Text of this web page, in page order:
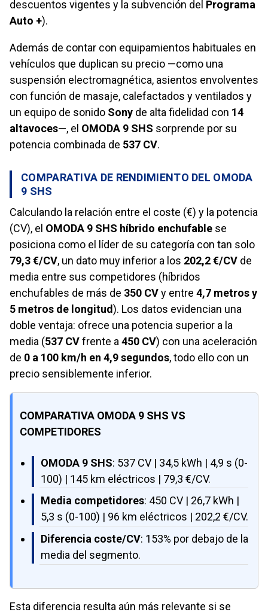
descuentos vigentes y la subvención del Programa
Auto +).
Además de contar con equipamientos habituales en
vehículos que duplican su precio —como una
suspensión electromagnética, asientos envolventes
con función de masaje, calefactados y ventilados y
un equipo de sonido Sony de alta fidelidad con 14
altavoces—, el OMODA 9 SHS sorprende por su
potencia combinada de 537 CV.
COMPARATIVA DE RENDIMIENTO DEL OMODA
9 SHS
Calculando la relación entre el coste (€) y la potencia
(CV), el OMODA 9 SHS híbrido enchufable se
posiciona como el líder de su categoría con tan solo
79,3 €/CV, un dato muy inferior a los 202,2 €/CV de
media entre sus competidores (híbridos
enchufables de más de 350 CVy entre 4,7 metros y
5 metros de longitud). Los datos evidencian una
doble ventaja: ofrece una potencia superior a la
media (537 CVfrente a 450 CV) con una aceleración
de 0 a 100 km/h en 4,9 segundos, todo ello con un
precio sensiblemente inferior.
COMPARATIVA OMODA 9 SHS VS
COMPETIDORES
OMODA 9 SHS: 537 CV | 34,5 kWh | 4,9 s (0-
100) | 145 km eléctricos | 79,3 €/CV.
Media competidores: 450 CV | 26,7 kWh |
5,3 s (0-100) | 96 km eléctricos | 202,2 €/CV.
Diferencia coste/CV: 153% por debajo de la
media del segmento.
Esta diferencia resulta aún más relevante si se